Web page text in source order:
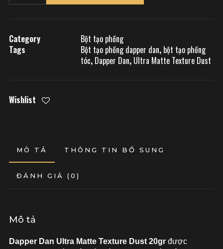
Category
Bột tạo phồng
Tags
Bột tạo phồng dapper dan, bột tạo phồng
tóc, Dapper Dan, Ultra Matte Texture Dust
Wishlist
MÔ TẢ THÔNG TIN BỔ SUNG
ĐÁNH GIÁ (0)
Mô tả
Dapper Dan Ultra Matte Texture Dust 20grđược